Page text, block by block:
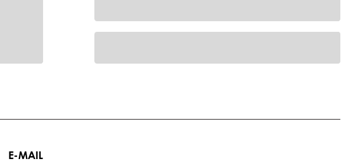
E-MAIL